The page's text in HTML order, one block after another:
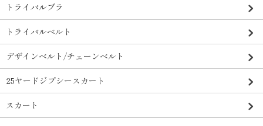
トライバルブラ
トライバルベルト
デザインベルト/チェーンベルト
25ヤードジプシースカート
スカート